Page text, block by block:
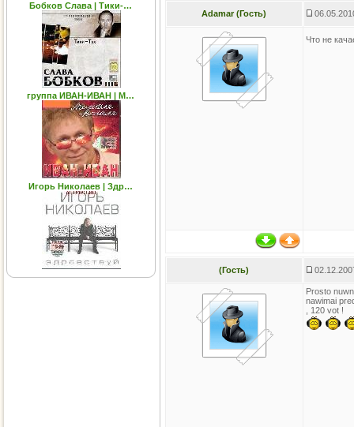
Бобков Слава | Тики-…
группа ИВАН-ИВАН | М…
Игорь Николаев | Здр…
Adamar (Гость)
Что не
(Гость)
Prosto
nawimai
, 120 vot !